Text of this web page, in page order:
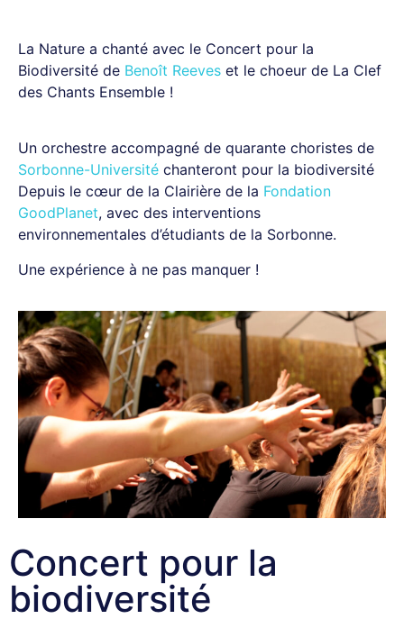
La Nature a chanté avec le Concert pour la
Biodiversité de Benoît Reeves et le choeur de La Clef
des Chants Ensemble !
Un orchestre accompagné de quarante choristes de
Sorbonne-Université chanteront pour la biodiversité
Depuis le cœur de la Clairière de la Fondation
GoodPlanet, avec des interventions
environnementales d’étudiants de la Sorbonne.
Une expérience à ne pas manquer !
Concert pour la
biodiversité